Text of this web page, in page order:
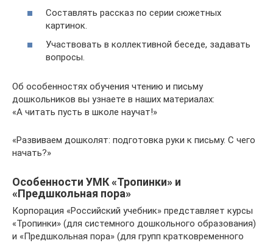
Составлять рассказ по серии сюжетных
картинок.
Участвовать в коллективной беседе, задавать
вопросы.
Об особенностях обучения чтению и письму
дошкольников вы узнаете в наших материалах:
«А читать пусть в школе научат!»
«Развиваем дошколят: подготовка руки к письму. С чего
начать?»
Особенности УМК «Тропинки» и
«Предшкольная пора»
Корпорация «Российский учебник» представляет курсы
«Тропинки» (для системного дошкольного образования)
и «Предшкольная пора» (для групп кратковременного